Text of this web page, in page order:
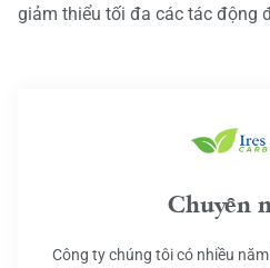
giảm thiểu tối đa các tác động
Chuyên
Công ty chúng tôi có nhiều